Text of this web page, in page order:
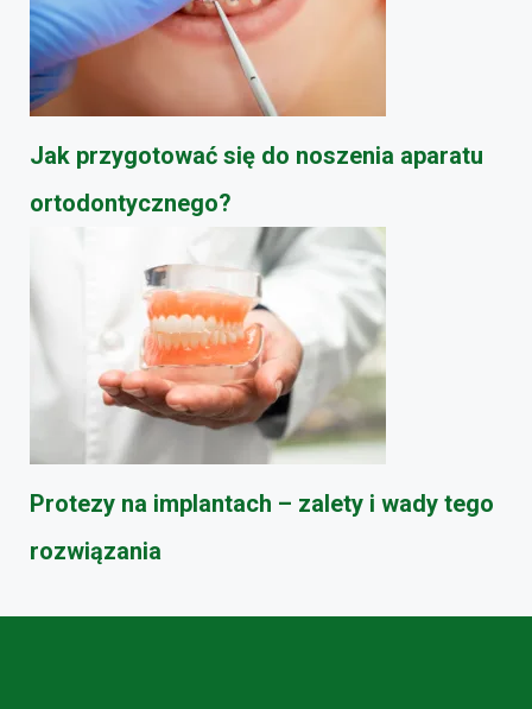
Jak przygotować się do noszenia aparatu
ortodontycznego?
Protezy na implantach – zalety i wady tego
rozwiązania